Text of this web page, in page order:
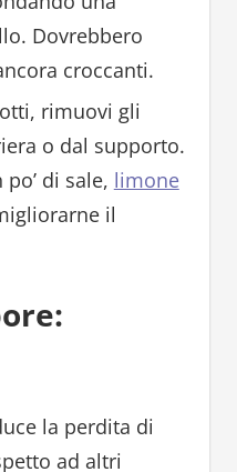
Dovrebbero
croccanti.
rimuovi gli
o dal supporto.
di sale, limone
il
la perdita di
ad altri